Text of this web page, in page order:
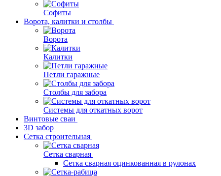
Софиты
Ворота, калитки и столбы
Ворота
Калитки
Петли гаражные
Столбы для забора
Системы для откатных ворот
Винтовые сваи
3D забор
Сетка строительная
Сетка сварная
Сетка сварная оцинкованная в рулонах